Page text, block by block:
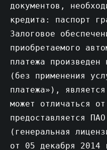
документов,
кредита: паспорт
Залоговое
приобретаемого
платежа
(без применения
платежа»),
может отличаться
предоставляется
(генеральная
от 05 декабря 2014